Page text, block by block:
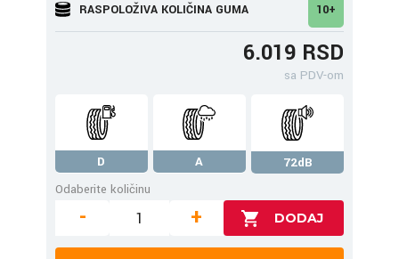
RASPOLOŽIVA KOLIČINA GUMA 10+
6.019 RSD
sa PDV-om
D A
72dB
Odaberite količinu
- +